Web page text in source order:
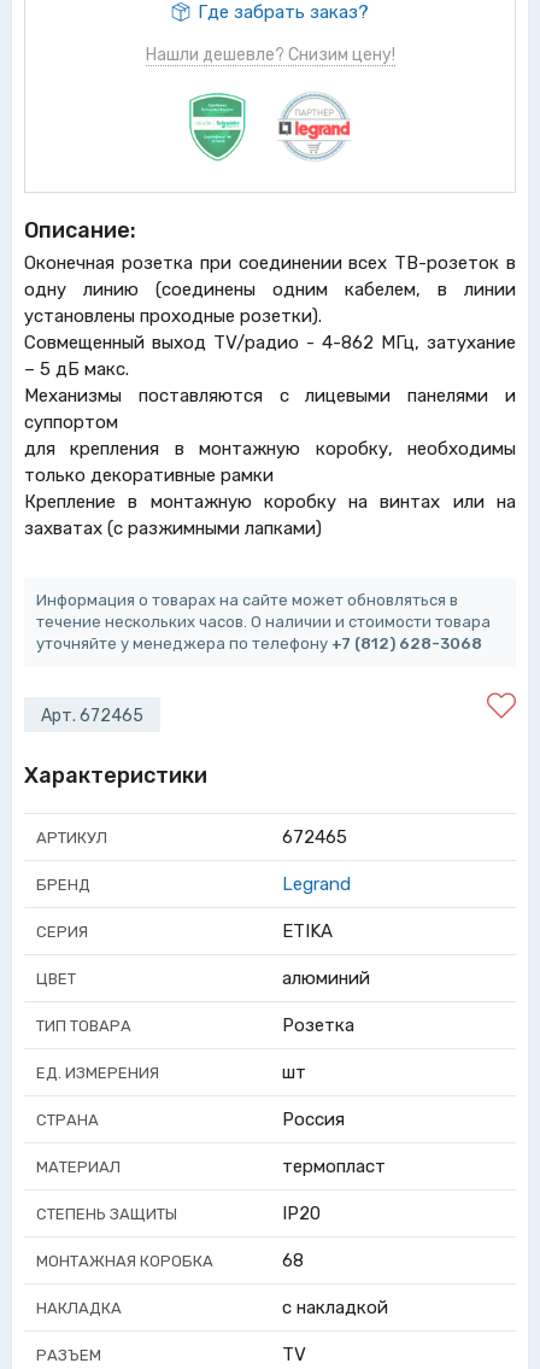
Где забрать заказ?
Нашли дешевле? Снизим цену!
Описание:
Оконечная розетка при соединении всех ТВ-розеток в
одну линию (соединены одним кабелем, в линии
установлены проходные розетки).
Совмещенный выход TV/радио - 4-862 МГц, затухание
– 5 дБ макс.
Механизмы поставляются с лицевыми панелями и
суппортом
для крепления в монтажную коробку, необходимы
только декоративные рамки
Крепление в монтажную коробку на винтах или на
захватах (с разжимными лапками)
Информация о товарах на сайте может обновляться в
течение нескольких часов. О наличии и стоимости товара
уточняйте у менеджера по телефону +7 (812) 628-3068
Арт. 672465
Характеристики
АРТИКУЛ 672465
БРЕНД Legrand
СЕРИЯ ETIKA
ЦВЕТ алюминий
ТИП ТОВАРА Розетка
ЕД. ИЗМЕРЕНИЯ шт
СТРАНА Россия
МАТЕРИАЛ термопласт
СТЕПЕНЬ ЗАЩИТЫ IP20
МОНТАЖНАЯ КОРОБКА 68
НАКЛАДКА с накладкой
РАЗЪЕМ TV